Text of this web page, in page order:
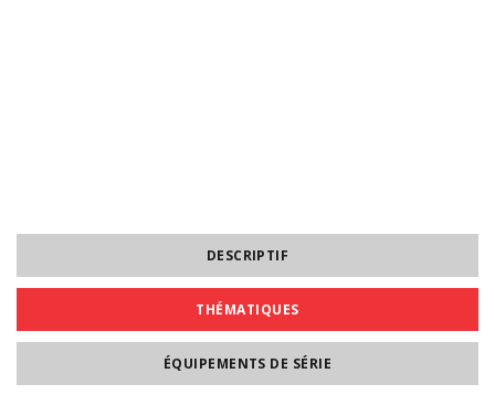
DESCRIPTIF
THÉMATIQUES
ÉQUIPEMENTS DE SÉRIE